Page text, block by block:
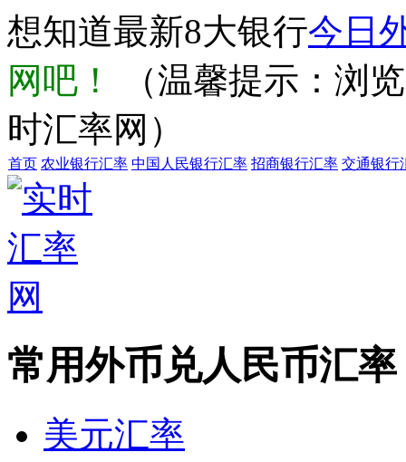
想知道最新8大银行今日
网吧！
（温馨提示：浏
时汇率网）
首页 农业银行汇率 中国人民银行汇率 招商银行汇率 交通银行
常用外币兑人民币汇率
美元汇率